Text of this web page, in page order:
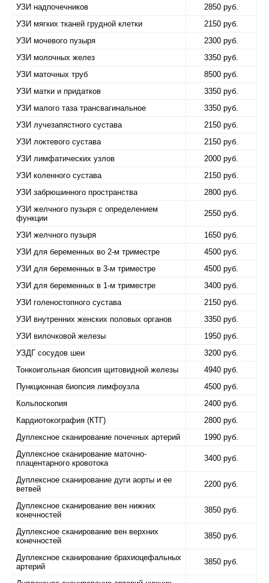
УЗИ надпочечников
2850 руб.
УЗИ мягких тканей грудной клетки
2150 руб.
УЗИ мочевого пузыря
2300 руб.
УЗИ молочных желез
3350 руб.
УЗИ маточных труб
8500 руб.
УЗИ матки и придатков
3350 руб.
УЗИ малого таза трансвагинальное
3350 руб.
УЗИ лучезапястного сустава
2150 руб.
УЗИ локтевого сустава
2150 руб.
УЗИ лимфатических узлов
2000 руб.
УЗИ коленного сустава
2150 руб.
УЗИ забрюшинного пространства
2800 руб.
УЗИ желчного пузыря с определением
функции
2550 руб.
УЗИ желчного пузыря
1650 руб.
УЗИ для беременных во 2-м триместре
4500 руб.
УЗИ для беременных в 3-м триместре
4500 руб.
УЗИ для беременных в 1-м триместре
3400 руб.
УЗИ голеностопного сустава
2150 руб.
УЗИ внутренних женских половых органов
3350 руб.
УЗИ вилочковой железы
1950 руб.
УЗДГ сосудов шеи
3200 руб.
Тонкоигольная биопсия щитовидной железы
4940 руб.
Пункционная биопсия лимфоузла
4500 руб.
Кольпоскопия
2400 руб.
Кардиотокография (КТГ)
2800 руб.
Дуплексное сканирование почечных артерий
1990 руб.
Дуплексное сканирование маточно-
плацентарного кровотока
3400 руб.
Дуплексное сканирование дуги аорты и ее
ветвей
2200 руб.
Дуплексное сканирование вен нижних
конечностей
3850 руб.
Дуплексное сканирование вен верхних
конечностей
3850 руб.
Дуплексное сканирование брахиоцефальных
артерий
3850 руб.